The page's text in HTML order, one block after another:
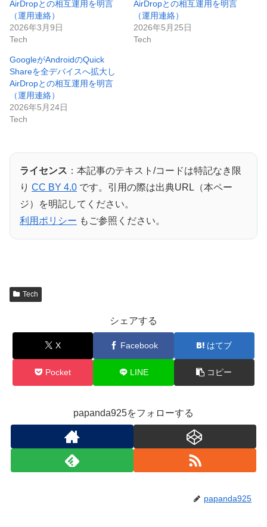
AirDropとの相互運用を明言
（運用連絡）
2026年3月9日
Tech
AirDropとの相互運用を明言
（運用連絡）
2026年5月25日
Tech
GoogleがAndroidのQuick
Shareを全デバイスへ拡大し
AirDropとの相互運用を明言
（運用連絡）
2026年5月24日
Tech
ライセンス ：本記事のテキスト/コードは特記なき限
り CC BY 4.0 です。引用の際は出典URL（本ペー
ジ）を明記してください。
利用ポリシー もご参照ください。
Tech
シェアする
X Facebook はてブ
Pocket LINE コピー
papanda925をフォローする
papanda925